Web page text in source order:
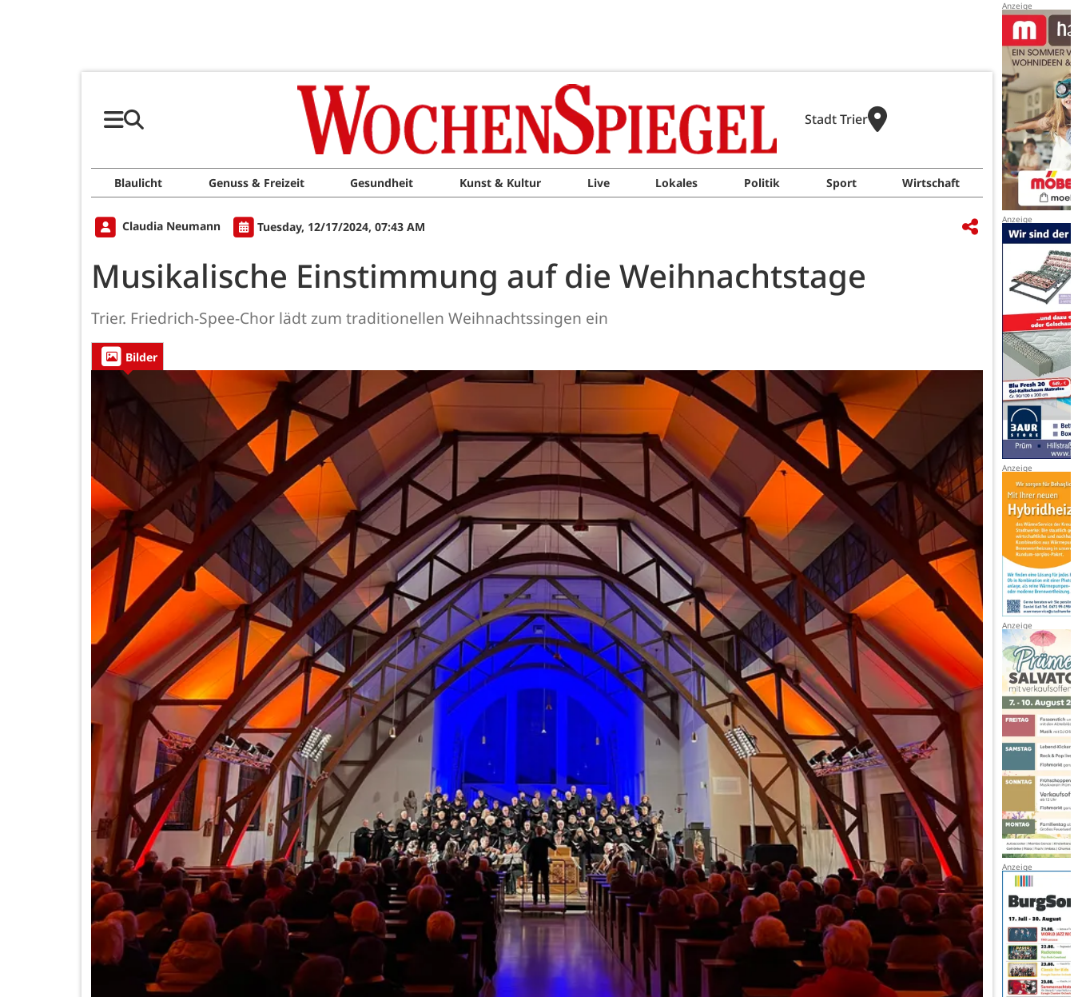
Stadt Trier
Blaulicht Genuss & Freizeit Gesundheit Kunst & Kultur Live Lokales Politik Sport Wirtschaft
Claudia Neumann Tuesday, 12/17/2024, 07:43 AM
Musikalische Einstimmung auf die Weihnachtstage
Trier. Friedrich-Spee-Chor lädt zum traditionellen Weihnachtssingen ein
Bilder